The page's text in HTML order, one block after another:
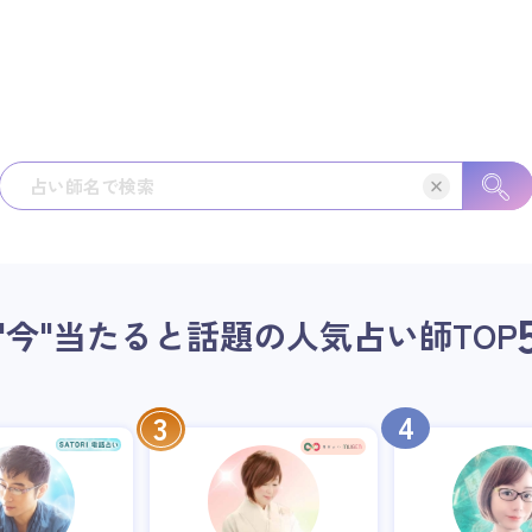
"当たると話題の人気占い師TOP
3 4